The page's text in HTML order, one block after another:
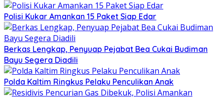
Polisi Kukar Amankan 15 Paket Siap Edar
Berkas Lengkap, Penyuap Pejabat Bea Cukai Budiman
Bayu Segera Diadili
Polda Kaltim Ringkus Pelaku Penculikan Anak